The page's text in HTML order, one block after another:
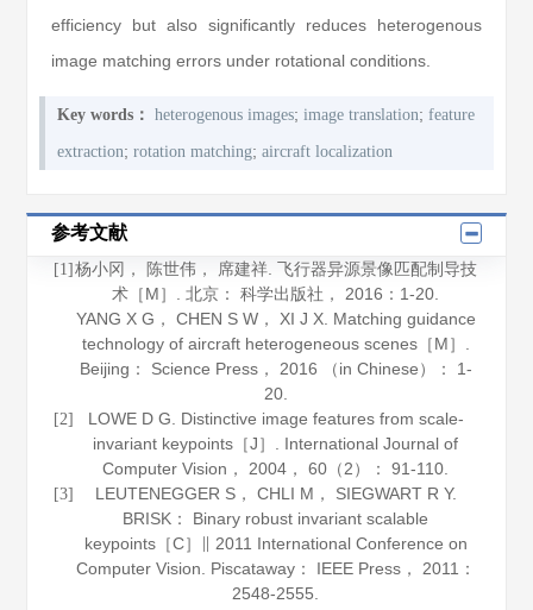
efficiency but also significantly reduces heterogenous
image matching errors under rotational conditions.
Key words： heterogenous images;image translation;feature
extraction;rotation matching;aircraft localization
参考文献
[1] 杨小冈， 陈世伟， 席建祥. 飞行器异源景像匹配制导技
术 ［M］. 北京： 科学出版社， 2016 ：1-20.
YANG X G， CHEN S W， XI J X. Matching guidance
technology of aircraft heterogeneous scenes［M］.
Beijing： Science Press， 2016 （in Chinese）
： 1-
20.
[2]
LOWE D G. Distinctive image features from scale-
invariant keypoints［J］. International Journal of
Computer Vision ， 2004 ，60 （2）： 91-110.
[3]
LEUTENEGGER S， CHLI M， SIEGWART R Y.
BRISK： Binary robust invariant scalable
keypoints［C］∥ 2011 International Conference on
Computer Vision. Piscataway： IEEE Press， 2011 ：
2548-2555.